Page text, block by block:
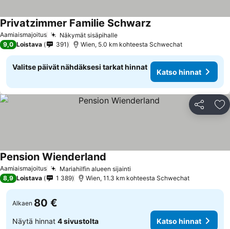
Aamiaismajoitus Näkymät sisäpihalle
Privatzimmer Familie Schwarz
9,0 Loistava 391 Wien, 5.0 km kohteesta Schwechat
Valitse päivät nähdäksesi tarkat hinnat
Katso hinnat
Jaa
Aamiaismajoitus Mariahilfin alueen sijainti
Pension Wienderland
8,9 Loistava 1 389 Wien, 11.3 km kohteesta Schwechat
Alkaen 80 €
Näytä hinnat 4 sivustolta Katso hinnat